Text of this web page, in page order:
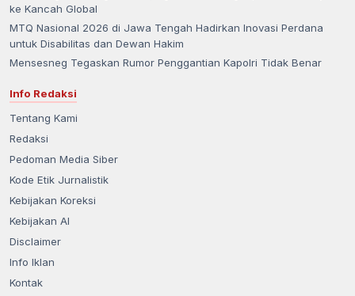
ke Kancah Global
MTQ Nasional 2026 di Jawa Tengah Hadirkan Inovasi Perdana
untuk Disabilitas dan Dewan Hakim
Mensesneg Tegaskan Rumor Penggantian Kapolri Tidak Benar
Info Redaksi
Tentang Kami
Redaksi
Pedoman Media Siber
Kode Etik Jurnalistik
Kebijakan Koreksi
Kebijakan AI
Disclaimer
Info Iklan
Kontak